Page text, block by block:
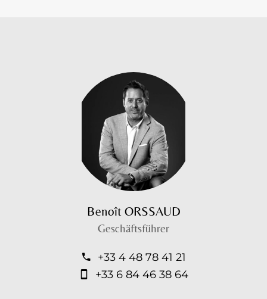
Benoît ORSSAUD
Geschäftsführer
+33 4 48 78 41 21
+33 6 84 46 38 64